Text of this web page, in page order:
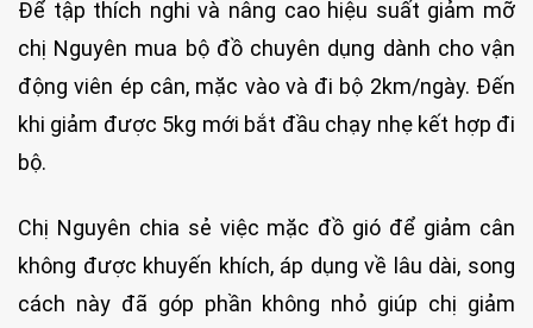
Để tập thích nghi và nâng cao hiệu suất giảm mỡ
chị Nguyên mua bộ đồ chuyên dụng dành cho vận
động viên ép cân, mặc vào và đi bộ 2km/ngày. Đến
khi giảm được 5kg mới bắt đầu chạy nhẹ kết hợp đi
bộ.
Chị Nguyên chia sẻ việc mặc đồ gió để giảm cân
không được khuyến khích, áp dụng về lâu dài, song
cách này đã góp phần không nhỏ giúp chị giảm